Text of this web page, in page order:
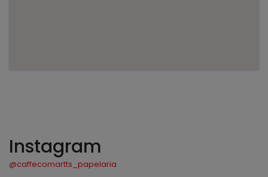
Instagram
@caffecomartts_papelaria